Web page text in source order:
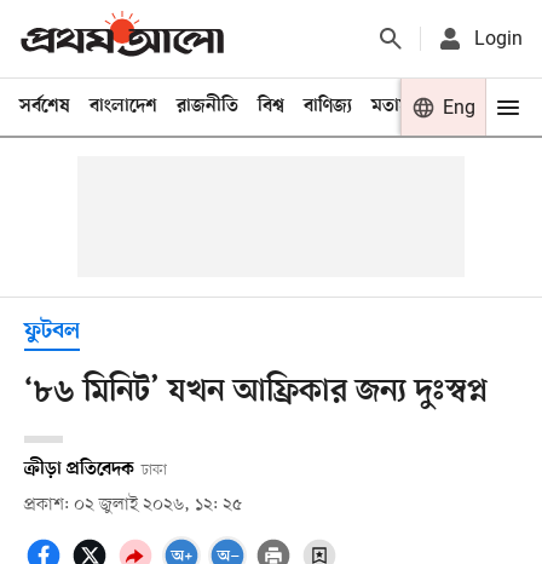
Login
সর্বশেষ বাংলাদেশ রাজনীতি বিশ্ব বাণিজ্য মতামত খেলা
Eng
ফুটবল
‘৮৬ মিনিট’ যখন আফ্রিকার জন্য দুঃস্বপ্ন
ক্রীড়া প্রতিবেদক ঢাকা
প্রকাশ: ০২ জুলাই ২০২৬, ১২: ২৫